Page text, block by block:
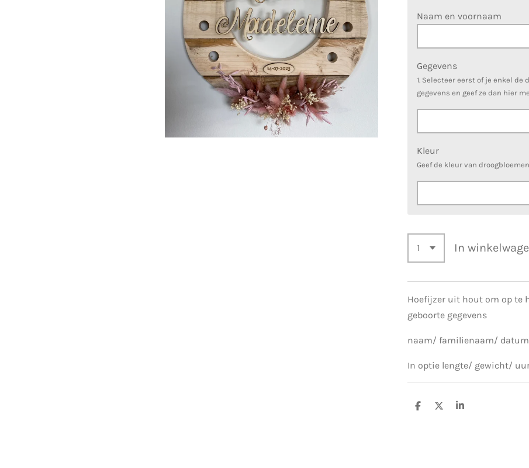
Naam en voornaam
Gegevens
1. Selecteer eerst of je enkel de
gegevens en geef ze dan hier
Kleur
Geef de kleur van
In
Hoefijzer uit hout om op te
geboorte gegevens
naam/ familienaam/ datum
In optie lengte/ gewicht/
D
D
S